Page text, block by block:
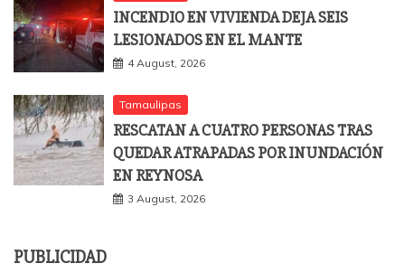
INCENDIO EN VIVIENDA DEJA SEIS
LESIONADOS EN EL MANTE
4 August, 2026
Tamaulipas
RESCATAN A CUATRO PERSONAS TRAS
QUEDAR ATRAPADAS POR INUNDACIÓN
EN REYNOSA
3 August, 2026
PUBLICIDAD